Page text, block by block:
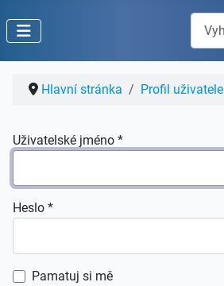
Hledat
Hlavní stránka Profil uživatele
Uživatelské jméno *
Heslo *
Pamatuj si mě